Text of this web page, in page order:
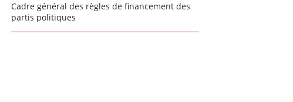
Cadre général des règles de financement des
partis politiques